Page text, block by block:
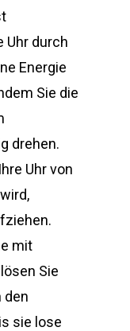
Uhr durch
Energie
Sie die
drehen.
Uhr von
mit
Sie
den
sie lose